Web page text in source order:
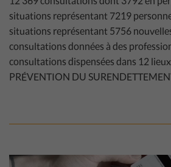
situations représentant 7219
situations représentant 5756
consultations données à des
consultations dispensées dans 12
PRÉVENTION DU